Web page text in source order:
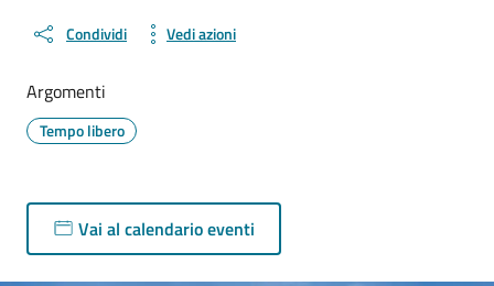
Condividi Vedi azioni
Argomenti
Tempo libero
Vai al calendario eventi